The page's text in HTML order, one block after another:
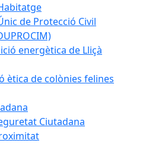
de Protecció Civil
energètica de Lliçà
ètica de colònies felines
Ciutadana